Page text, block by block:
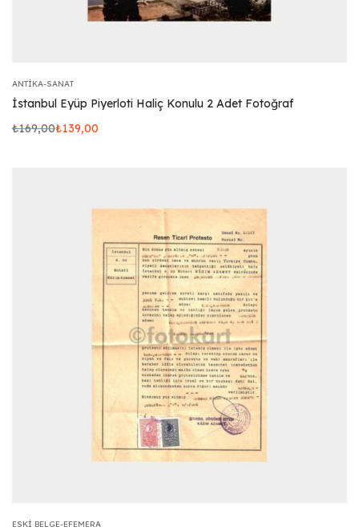
ANTIKA-SANAT
İstanbul Eyüp Piyerloti Haliç Konulu 2 Adet Fotoğraf
₺169,00₺139,00
ESKI BELGE-EFEMERA